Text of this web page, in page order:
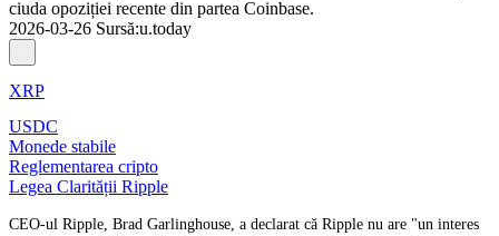
ciuda opoziției recente din partea Coinbase.
2026-03-26 Sursă:u.today
XRP
USDC
Monede stabile
Reglementarea cripto
Legea Clarității Ripple
CEO-ul Ripple, Brad Garlinghouse, a declarat că Ripple nu are "un interes